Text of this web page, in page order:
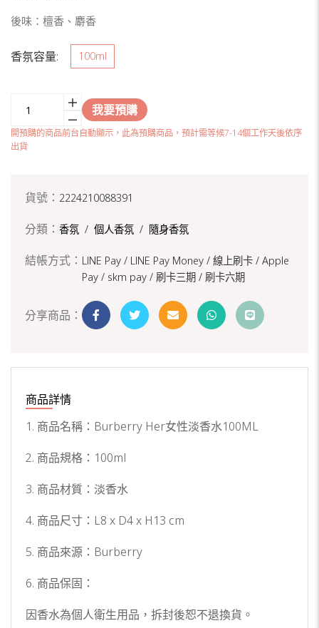
後味：檀香、麝香
香氛容量: 100ml
我要預購
開預購的商品前台自動顯示，此為預購商品，預計需等候7-14個工作天後依序
出貨
貨號： 2224210088391
分類： 香氛 / 個人香氛 / 隨身香氛
結帳方式： LINE Pay / LINE Pay Money / 線上刷卡 / Apple
Pay / skm pay / 刷卡三期 / 刷卡六期
分享商品：
商品詳情
1. 商品名稱：Burberry Her女性淡香水100ML
2. 商品規格：100ml
3. 商品材質：淡香水
4. 商品尺寸：L8 x D4 x H13 cm
5. 商品來源：Burberry
6. 商品保固：
因香水為個人衛生用品，拆封後恕不退換貨。